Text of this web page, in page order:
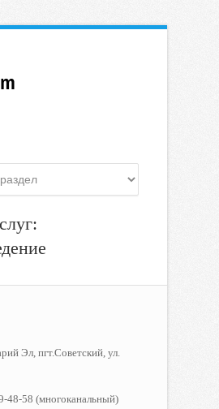
Эл, пгт.Советский, ул.
48-58 (многоканальный)